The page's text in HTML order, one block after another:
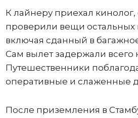
К лайнеру приехал кинолог,
проверили вещи остальных
включая сданный в
Сам вылет задержали всего
Путешественники
оперативные и слаженные
После приземления в